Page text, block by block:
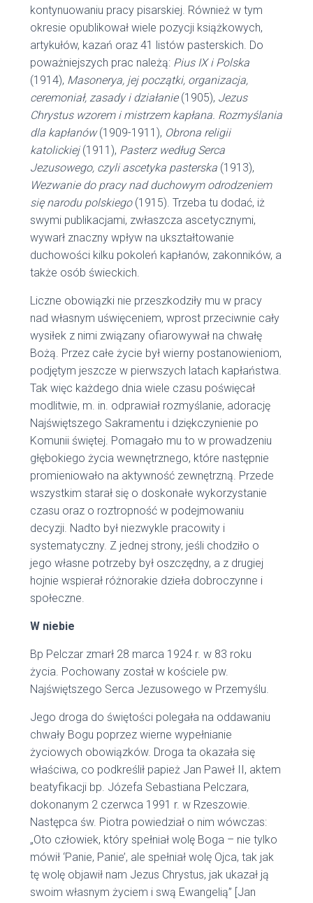
kontynuowaniu pracy pisarskiej. Również w tym
okresie opublikował wiele pozycji książkowych,
artykułów, kazań oraz 41 listów pasterskich. Do
poważniejszych prac należą: Pius IX i Polska
(1914), Masonerya, jej początki, organizacja,
ceremoniał, zasady i działanie(1905), Jezus
Chrystus wzorem i mistrzem kapłana. Rozmyślania
dla kapłanów(1909-1911), Obrona religii
katolickiej(1911), Pasterz według Serca
Jezusowego, czyli ascetyka pasterska (1913),
Wezwanie do pracy nad duchowym odrodzeniem
się narodu polskiego(1915). Trzeba tu dodać, iż
swymi publikacjami, zwłaszcza ascetycznymi,
wywarł znaczny wpływ na ukształtowanie
duchowości kilku pokoleń kapłanów, zakonników, a
także osób świeckich.
Liczne obowiązki nie przeszkodziły mu w pracy
nad własnym uświęceniem, wprost przeciwnie cały
wysiłek z nimi związany ofiarowywał na chwałę
Bożą. Przez całe życie był wierny postanowieniom,
podjętym jeszcze w pierwszych latach kapłaństwa.
Tak więc każdego dnia wiele czasu poświęcał
modlitwie, m. in. odprawiał rozmyślanie, adorację
Najświętszego Sakramentu i dziękczynienie po
Komunii świętej. Pomagało mu to w prowadzeniu
głębokiego życia wewnętrznego, które następnie
promieniowało na aktywność zewnętrzną. Przede
wszystkim starał się o doskonałe wykorzystanie
czasu oraz o roztropność w podejmowaniu
decyzji. Nadto był niezwykle pracowity i
systematyczny. Z jednej strony, jeśli chodziło o
jego własne potrzeby był oszczędny, a z drugiej
hojnie wspierał różnorakie dzieła dobroczynne i
społeczne.
W niebie
Bp Pelczar zmarł 28 marca 1924 r. w 83 roku
życia. Pochowany został w kościele pw.
Najświętszego Serca Jezusowego w Przemyślu.
Jego droga do świętości polegała na oddawaniu
chwały Bogu poprzez wierne wypełnianie
życiowych obowiązków. Droga ta okazała się
właściwa, co podkreślił papież Jan Paweł II, aktem
beatyfikacji bp. Józefa Sebastiana Pelczara,
dokonanym 2 czerwca 1991 r. w Rzeszowie.
Następca św. Piotra powiedział o nim wówczas:
„Oto człowiek, który spełniał wolę Boga – nie tylko
mówił ‘Panie, Panie’, ale spełniał wolę Ojca, tak jak
tę wolę objawił nam Jezus Chrystus, jak ukazał ją
swoim własnym życiem i swą Ewangelią” [Jan